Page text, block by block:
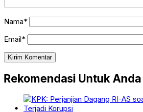
Nama*
Email*
Rekomendasi Untuk Anda